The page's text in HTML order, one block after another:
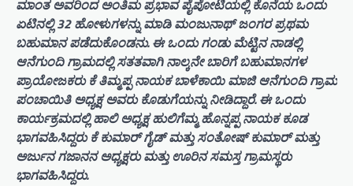
ಮಾಂತ ಅವರಿಂದ ಅಂತಿಮ ಪ್ರಭಾವ ಪೈಪೋಟಿಯಲ್ಲಿ ಕೊನೆಯ ಒಂದು
ಏಟಿನಲ್ಲಿ 32 ಹೋಳುಗಳನ್ನು ಮಾಡಿ ಮಂಜುನಾಥ್ ಜಂಗರ ಪ್ರಥಮ
ಬಹುಮಾನ ಪಡೆದುಕೊಂಡನು. ಈ ಒಂದು ಗಂಡು ಮೆಟ್ಟಿನ ನಾಡಲ್ಲಿ
ಆನೆಗುಂದಿ ಗ್ರಾಮದಲ್ಲಿ ಸತತವಾಗಿ ನಾಲ್ಕನೇ ಬಾರಿಗೆ ಬಹುಮಾನಗಳ
ಪ್ರಾಯೋಜಕರು ಕೆ ತಿಮ್ಮಪ್ಪ ನಾಯಕ ಬಾಳೆಕಾಯಿ ಮಾಜಿ ಆನೆಗುಂದಿ ಗ್ರಾಮ
ಪಂಚಾಯಿತಿ ಅಧ್ಯಕ್ಷ ಅವರು ಕೊಡುಗೆಯನ್ನು ನೀಡಿದ್ದಾರೆ. ಈ ಒಂದು
ಕಾರ್ಯಕ್ರಮದಲ್ಲಿ ಹಾಲಿ ಅಧ್ಯಕ್ಷ ಹುಲಿಗೆಮ್ಮ ಹೊನ್ನಪ್ಪ ನಾಯಕ ಕೂಡ
ಭಾಗವಹಿಸಿದ್ದರು ಕೆ ಕುಮಾರ್ ಗೈಡ್ ಮತ್ತು ಸಂತೋಷ್ ಕುಮಾರ್ ಮತ್ತು
ಅರ್ಜುನ ಗಜಾನನ ಅಧ್ಯಕ್ಷರು ಮತ್ತು ಊರಿನ ಸಮಸ್ತ ಗ್ರಾಮಸ್ಥರು
ಭಾಗವಹಿಸಿದ್ದರು.